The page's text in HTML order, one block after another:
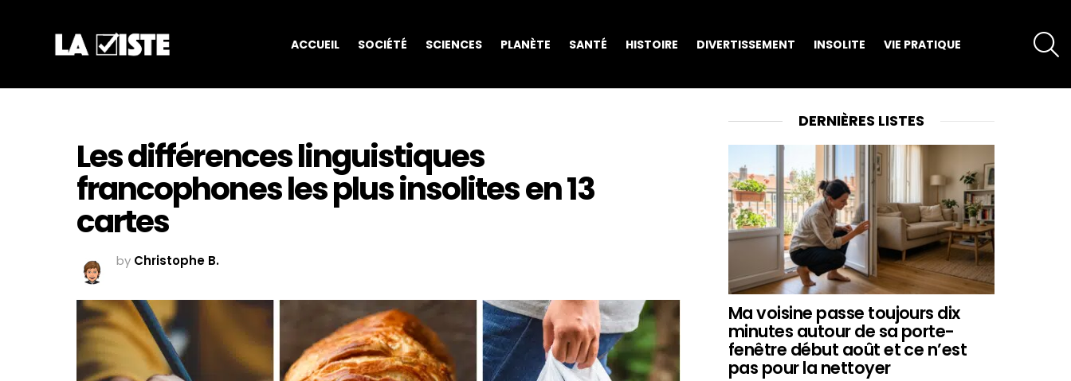
ACCUEIL SOCIÉTÉ SCIENCES PLANÈTE SANTÉ HISTOIRE DIVERTISSEMENT INSOLITE VIE PRATIQUE
Les différences linguistiques
francophones les plus insolites en 13
cartes
by Christophe B.
DERNIÈRES LISTES
Ma voisine passe toujours dix
minutes autour de sa porte-
fenêtre début août et ce n’est
pas pour la nettoyer